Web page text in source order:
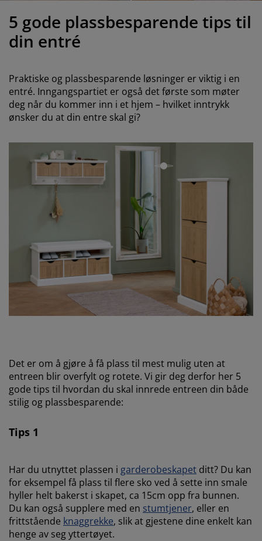
med oppbevaring
og pleie
og tilbehør
og metervarer
og stryk
5 gode plassbesparende tips til
din entré
Praktiske og plassbesparende løsninger er viktig i en
entré. Inngangspartiet er også det første som møter
deg når du kommer inn i et hjem – hvilket inntrykk
ønsker du at din entre skal gi?
åpen
Det er om å gjøre å få plass til mest mulig uten at
entreen blir overfylt og rotete. Vi gir deg derfor her 5
gode tips til hvordan du skal innrede entreen din både
stilig og plassbesparende:
Tips 1
Har du utnyttet plassen i garderobeskapet ditt? Du kan
for eksempel få plass til flere sko ved å sette inn smale
hyller helt bakerst i skapet, ca 15cm opp fra bunnen.
Du kan også supplere med en stumtjener, eller en
frittstående knaggrekke, slik at gjestene dine enkelt kan
henge av seg yttertøyet.